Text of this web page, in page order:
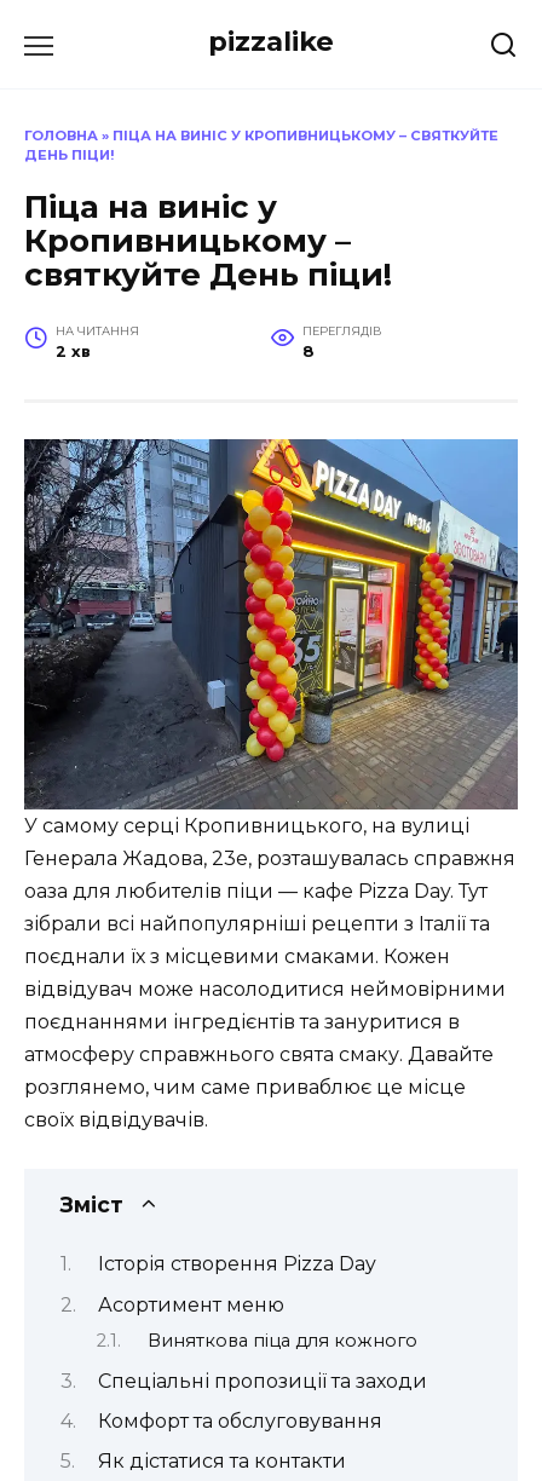
до
pizzalike
ГОЛОВНА » ПІЦА НА ВИНІС У КРОПИВНИЦЬКОМУ – СВЯТКУЙТЕ
ДЕНЬ ПІЦИ!
Піца на виніс у
Кропивницькому –
святкуйте День піци!
НА ЧИТАННЯ
2 хв
ПЕРЕГЛЯДІВ
8
У самому серці Кропивницького, на вулиці
Генерала Жадова, 23е, розташувалась справжня
оаза для любителів піци — кафе Pizza Day. Тут
зібрали всі найпопулярніші рецепти з Італії та
поєднали їх з місцевими смаками. Кожен
відвідувач може насолодитися неймовірними
поєднаннями інгредієнтів та зануритися в
атмосферу справжнього свята смаку. Давайте
розглянемо, чим саме приваблює це місце
своїх відвідувачів.
Зміст
Історія створення Pizza Day
Асортимент меню
Виняткова піца для кожного
Спеціальні пропозиції та заходи
Комфорт та обслуговування
Як дістатися та контакти